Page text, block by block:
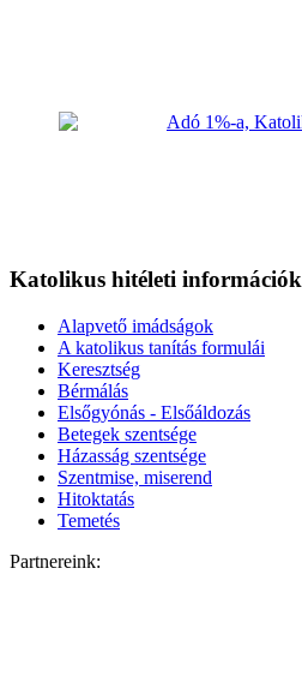
Katolikus hitéleti információk
Alapvető imádságok
A katolikus tanítás formulái
Keresztség
Bérmálás
Elsőgyónás - Elsőáldozás
Betegek szentsége
Házasság szentsége
Szentmise, miserend
Hitoktatás
Temetés
Partnereink: